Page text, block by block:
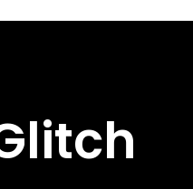
Afmeting